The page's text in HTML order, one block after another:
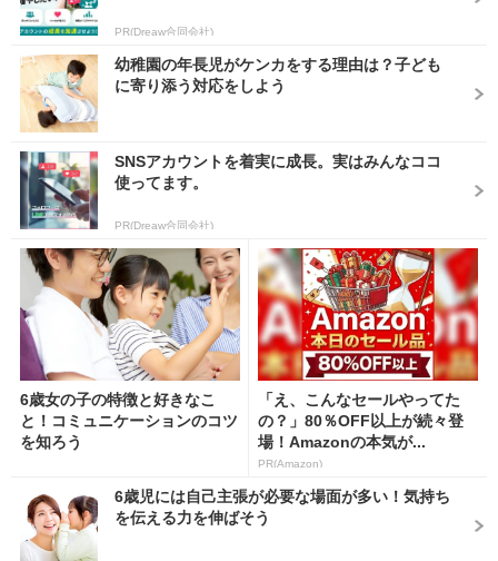
PR(Dreaw合同会社)
幼稚園の年長児がケンカをする理由は？子ども
に寄り添う対応をしよう
SNSアカウントを着実に成長。実はみんなココ
使ってます。
PR(Dreaw合同会社)
6歳女の子の特徴と好きなこ
と！コミュニケーションのコツ
を知ろう
「え、こんなセールやってた
の？」80％OFF以上が続々登
場！Amazonの本気が...
PR(Amazon)
6歳児には自己主張が必要な場面が多い！気持ち
を伝える力を伸ばそう